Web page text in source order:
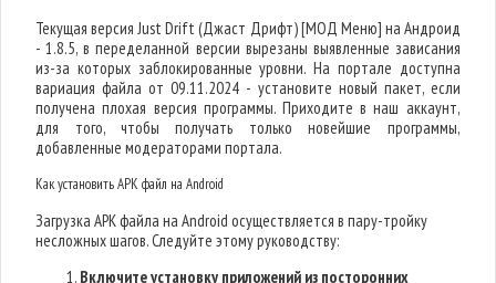
Текущая версия Just Drift (Джаст Дрифт) [МОД Меню] на Андроид
- 1.8.5, в переделанной версии вырезаны выявленные зависания
из-за которых заблокированные уровни. На портале доступна
вариация файла от 09.11.2024 - установите новый пакет, если
получена плохая версия программы. Приходите в наш аккаунт,
для того, чтобы получать только новейшие программы,
добавленные модераторами портала.
Как установить APK файл на Android
Загрузка APK файла на Android осуществляется в пару-тройку
несложных шагов. Следуйте этому руководству:
Включите установку приложений из посторонних